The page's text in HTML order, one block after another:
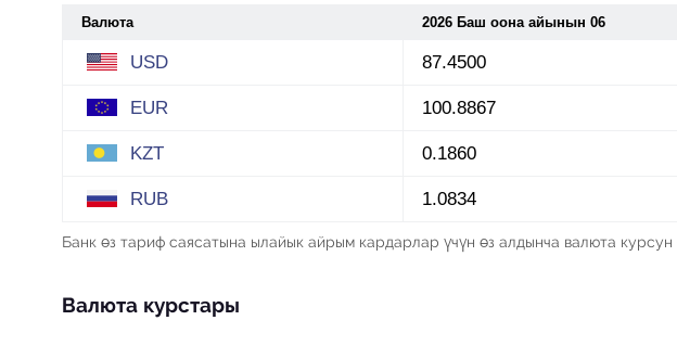
Валюта 2026 Баш оона айынын 06
USD 87.4500
EUR 100.8867
KZT 0.1860
RUB 1.0834
Банк өз тариф саясатына ылайык айрым кардарлар үчүн өз алдынча валюта
Валюта курстары